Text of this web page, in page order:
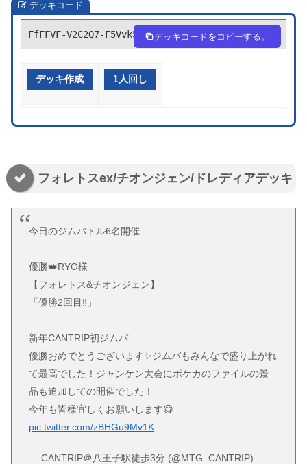
デッキコード
FfFFVF-V2C2Q7-F5Vvk5 デッキコードをコピーする。
デッキ作成 1人回し
フォレトスex/チオンジェン/ドレディアデッキ
今日のジムバトル6名開催
優勝👑RYO様
【フォレトス&チオンジェン】
「優勝2回目‼️」
新年CANTRIP初ジムバ
優勝おめでとうございます✨ジムバもみんなで盛り上がれ
て最高でした！ジャンケン大会にポケカのファイルの景
品も追加しての開催でした！
今年も皆様宜しくお願いします😋
pic.twitter.com/zBHGu9Mv1K
— CANTRIP＠八王子駅徒歩3分 (@MTG_CANTRIP)